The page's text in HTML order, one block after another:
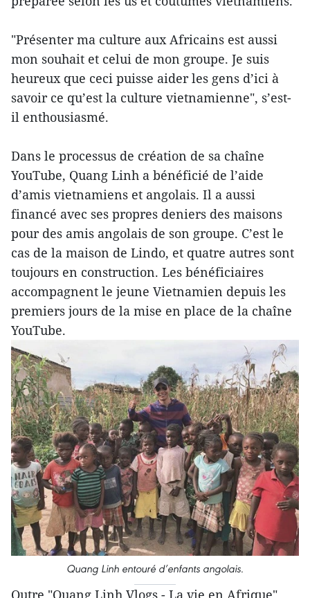
"Présenter ma culture aux Africains est aussi
mon souhait et celui de mon groupe. Je suis
heureux que ceci puisse aider les gens d’ici à
savoir ce qu’est la culture vietnamienne", s’est-
il enthousiasmé.
Dans le processus de création de sa chaîne
YouTube, Quang Linh a bénéficié de l’aide
d’amis vietnamiens et angolais. Il a aussi
financé avec ses propres deniers des maisons
pour des amis angolais de son groupe. C’est le
cas de la maison de Lindo, et quatre autres sont
toujours en construction. Les bénéficiaires
accompagnent le jeune Vietnamien depuis les
premiers jours de la mise en place de la chaîne
YouTube.
Quang Linh entouré d’enfants angolais.
Outre "Quang Linh Vlogs - La vie en Afrique",